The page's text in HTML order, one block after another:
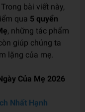
bài viết này,
qua 5 quyển
, những tác phẩm
giúp chúng ta
lặng của mẹ.
Của Mẹ 2026
Nhất Hạnh